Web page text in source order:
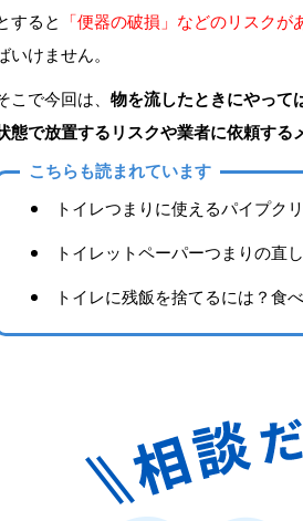
すると 「便器の破損」などのリスクが
いけません。
こで今回は、 物を流したときにやって
態で放置するリスクや業者に依頼する
こちらも読まれています
トイレつまりに使えるパイプク
トイレットペーパーつまりの直
トイレに残飯を捨てるには？食